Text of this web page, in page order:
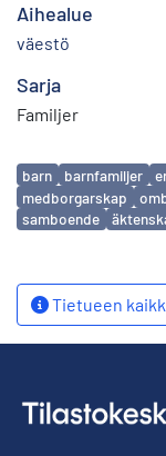
Aihealue
väestö
Sarja
Familjer
Avainsanat
barn barnfamiljer
medborgarskap
samboende
Tietueen